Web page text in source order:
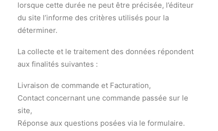
lorsque cette durée ne peut être précisée, l’éditeur
du site l’informe des critères utilisés pour la
déterminer.
La collecte et le traitement des données répondent
aux finalités suivantes :
Livraison de commande et Facturation,
Contact concernant une commande passée sur le
site,
Réponse aux questions posées via le formulaire.